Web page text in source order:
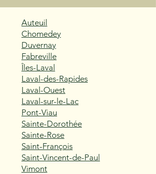
Auteuil
Chomedey
Duvernay
Fabreville
Îles-Laval
Laval-des-Rapides
Laval-Ouest
Laval-sur-le-Lac
Pont-Viau
Sainte-Dorothée
Sainte-Rose
Saint-François
Saint-Vincent-de-Paul
Vimont